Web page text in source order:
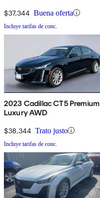
$37,344 Buena oferta
Incluye tarifas de conc.
2023 Cadillac CT5 Premium
Luxury AWD
$38,344 Trato justo
Incluye tarifas de conc.